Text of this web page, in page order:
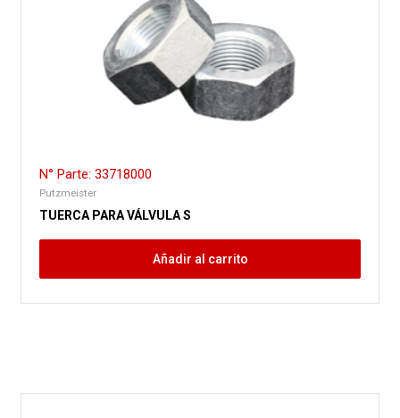
N° Parte: 33718000
Putzmeister
TUERCA PARA VÁLVULA S
Añadir al carrito